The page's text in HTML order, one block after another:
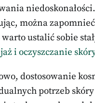
można
ustalić sobie
i oczyszczanie skóry
dostosowanie
potrzeb skóry